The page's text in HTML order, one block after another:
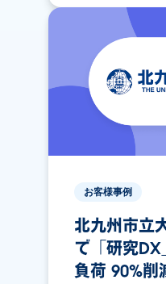
お客様事例
北九州市立
で「研究
負荷 90%削